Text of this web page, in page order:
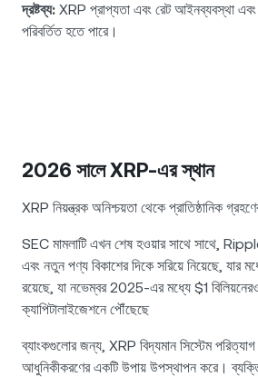
দ্রষ্টব্য: XRP প্রাপ্যতা এবং রেট আইনব্যবস্থা এবং
পরিবর্তিত হতে পারে।
2026 সালে XRP-এর স্থান
XRP নিয়ন্ত্রক অনিশ্চয়তা থেকে প্রাতিষ্ঠানিক
SEC মামলাটি এখন শেষ হওয়ার সাথে সাথে,
এবং নতুন পণ্য বিকাশের দিকে সরিয়ে নিয়েছে, যার
রয়েছে, যা নভেম্বর 2025-এর মধ্যে $1 বিলিয়নেরও
ক্যাপিটালাইজেশনে পৌঁছেছে
ব্যাংকগুলোর জন্য, XRP বিদ্যমান সিস্টেম পরিত্যাগ
আধুনিকীকরণের একটি উপায় উপস্থাপন করে।